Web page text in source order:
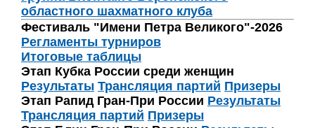
областного шахматного клуба
Фестиваль "Имени Петра Великого"-2026
Регламенты турниров
Итоговые таблицы
Этап Кубка России среди женщин
Результаты Трансляция партий Призеры
Этап Рапид Гран-При России Результаты
Трансляция партий Призеры